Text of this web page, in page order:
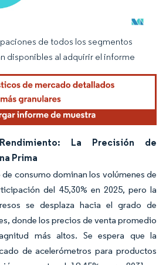
El uso requiere atribución según CC BY 4.0.
de todos los segmentos
disponibles al adquirir el informe
La Precisión de
Prima
consumo dominan los volúmenes de
del 45,30% en 2025, pero la
se desplaza hacia el grado de
donde los precios de venta promedio
más altos. Se espera que la
de acelerómetros para productos